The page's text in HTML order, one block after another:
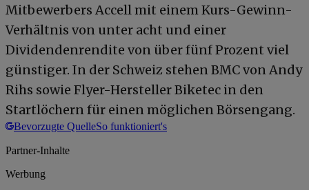
Mitbewerbers Accell mit einem Kurs-Gewinn-
Verhältnis von unter acht und einer
Dividendenrendite von über fünf Prozent viel
günstiger. In der Schweiz stehen BMC von Andy
Rihs sowie Flyer-Hersteller Biketec in den
Startlöchern für einen möglichen Börsengang.
Bevorzugte QuelleSo funktioniert's
Partner-Inhalte
Werbung